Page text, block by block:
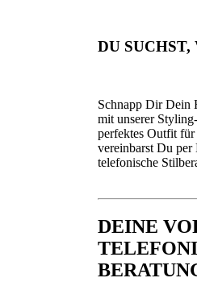
DU
Schnapp Dir Dein
mit unserer
perfektes Outfit
vereinbarst Du
telefonische
DEINE